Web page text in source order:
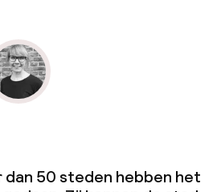
dan 50 steden hebben het